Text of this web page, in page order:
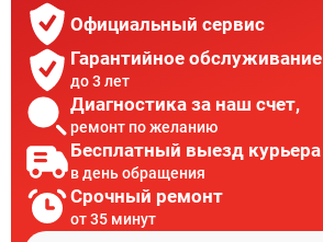
Официальный сервис
Гарантийное обслуживание
до 3 лет
Диагностика за наш счет,
ремонт по желанию
Бесплатный выезд курьера
в день обращения
Срочный ремонт
от 35 минут